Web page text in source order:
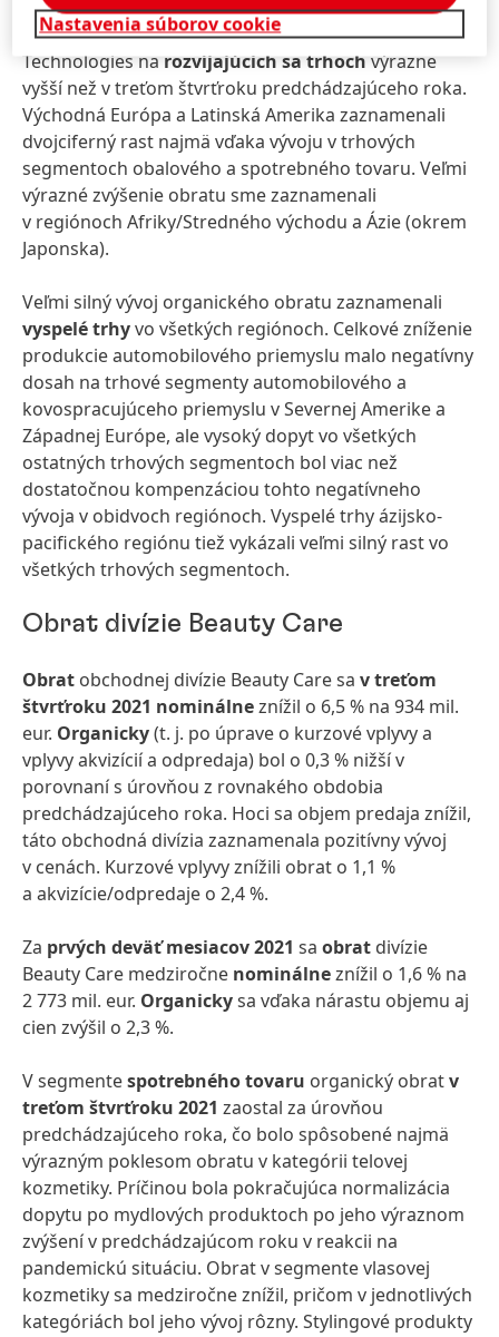
V regionálnom členení bol obrat divízie Adhesive
Technologies na rozvíjajúcich sa trhoch výrazne
vyšší než v treťom štvrťroku predchádzajúceho roka.
Východná Európa a Latinská Amerika zaznamenali
dvojciferný rast najmä vďaka vývoju v trhových
segmentoch obalového a spotrebného tovaru. Veľmi
výrazné zvýšenie obratu sme zaznamenali
v regiónoch Afriky/Stredného východu a Ázie (okrem
Japonska).
Veľmi silný vývoj organického obratu zaznamenali
vyspelé trhyvo všetkých regiónoch. Celkové zníženie
produkcie automobilového priemyslu malo negatívny
dosah na trhové segmenty automobilového a
kovospracujúceho priemyslu v Severnej Amerike a
Západnej Európe, ale vysoký dopyt vo všetkých
ostatných trhových segmentoch bol viac než
dostatočnou kompenzáciou tohto negatívneho
vývoja v obidvoch regiónoch. Vyspelé trhy ázijsko-
pacifického regiónu tiež vykázali veľmi silný rast vo
všetkých trhových segmentoch.
Obrat divízie Beauty Care
Obrat obchodnej divízie Beauty Care sa v treťom
štvrťroku 2021 nominálneznížil o 6,5 % na 934 mil.
eur. Organicky(t. j. po úprave o kurzové vplyvy a
vplyvy akvizícií a odpredaja) bol o 0,3 % nižší v
porovnaní s úrovňou z rovnakého obdobia
predchádzajúceho roka. Hoci sa objem predaja znížil,
táto obchodná divízia zaznamenala pozitívny vývoj
v cenách. Kurzové vplyvy znížili obrat o 1,1 %
a akvizície/odpredaje o 2,4 %.
Za prvých deväť mesiacov 2021 sa obrat divízie
Beauty Care medziročne nominálneznížil o 1,6 % na
2 773 mil. eur. Organickysa vďaka nárastu objemu aj
cien zvýšil o 2,3 %.
V segmentespotrebného tovaru organický obratv
treťom štvrťroku 2021 zaostal za úrovňou
predchádzajúceho roka, čo bolo spôsobené najmä
výrazným poklesom obratu v kategórii telovej
kozmetiky. Príčinou bola pokračujúca normalizácia
dopytu po mydlových produktoch po jeho výraznom
zvýšení v predchádzajúcom roku v reakcii na
pandemickú situáciu. Obrat v segmente vlasovej
kozmetiky sa medziročne znížil, pričom v jednotlivých
kategóriách bol jeho vývoj rôzny. Stylingové produkty
Nastavenia súborov cookie